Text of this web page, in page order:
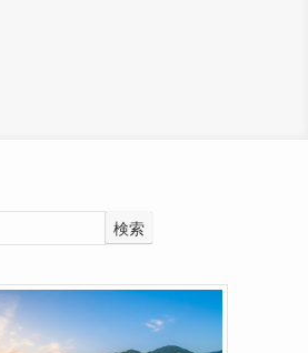
検索